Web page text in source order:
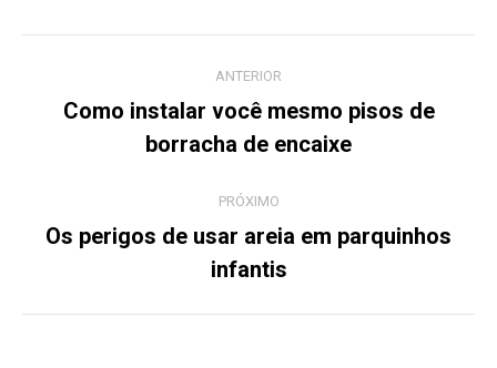
ANTERIOR
anterior:
Como instalar você mesmo pisos de
borracha de encaixe
PRÓXIMO
post:
Os perigos de usar areia em parquinhos
infantis